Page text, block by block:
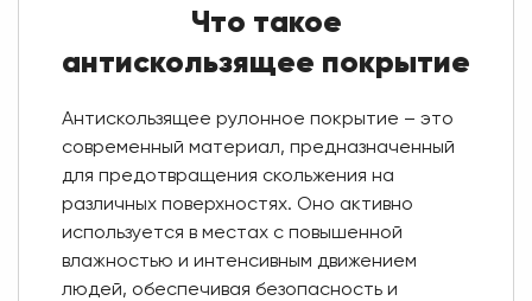
Что такое
антискользящее покрытие
Антискользящее рулонное покрытие – это
современный материал, предназначенный
для предотвращения скольжения на
различных поверхностях. Оно активно
используется в местах с повышенной
влажностью и интенсивным движением
людей, обеспечивая безопасность и